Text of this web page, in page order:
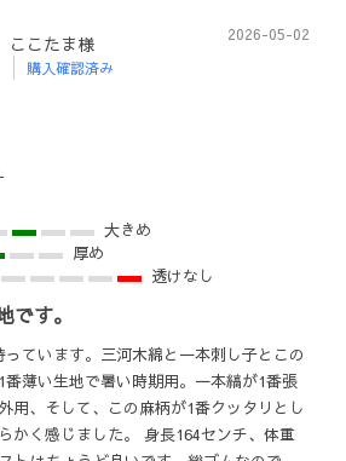
ここたま様
購入確認済み
2026-05-02
大きめ
厚め
透けなし
です。
ています。三河木綿と一本刺し子とこの
薄い生地で暑い時期用。一本縞が1番張
用、そして、この麻柄が1番クッタリとし
かく感じました。 身長164センチ、体重